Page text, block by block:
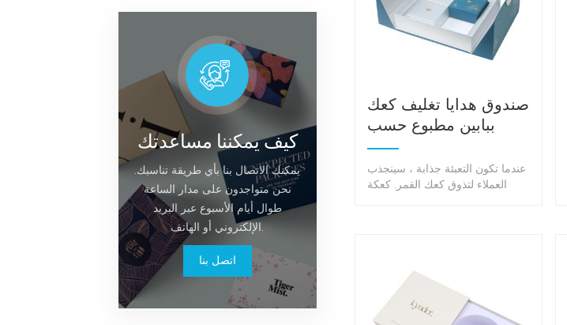
صندوق هدايا تغليف كعك
ببابين مطبوع حسب
الطلب
عندما تكون التعبئة جذابة ، سينجذب
العملاء لتذوق كعك القمر. كعكة
كيف يمكننا مساعدتك
يمكنك الاتصال بنا بأي طريقة تناسبك.
نحن متواجدون على مدار الساعة
طوال أيام الأسبوع عبر البريد
الإلكتروني أو الهاتف.
اتصل بنا